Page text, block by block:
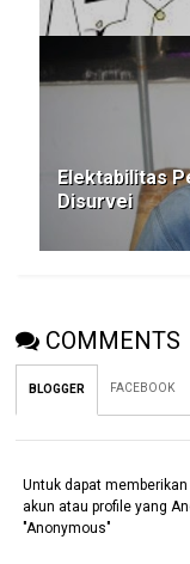
Elektabilitas
Disurvei
COMMENTS
BLOGGER FACEBOOK
Untuk dapat
akun atau profile yang
"Anonymous"